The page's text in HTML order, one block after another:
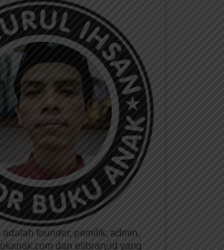
founder, pemilik, admin,
dan elibrary.id yang